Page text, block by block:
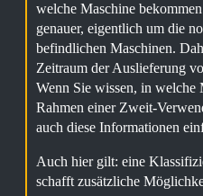
welche Maschine
genauer, eigentlich um die
befindlichen Maschinen.
Zeitraum der Auslieferung
Wenn Sie wissen, in
Rahmen einer Zweit-
auch diese Informationen
Auch hier gilt: eine
schafft zusätzliche